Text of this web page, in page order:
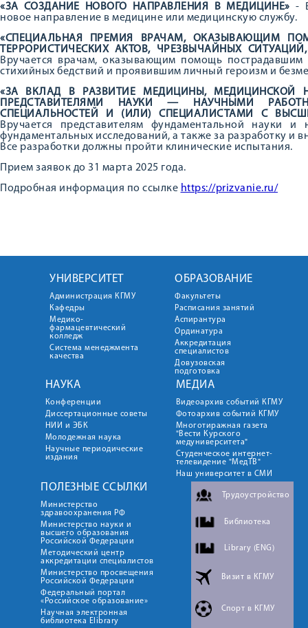
«ЗА СОЗДАНИЕ НОВОГО НАПРАВЛЕНИЯ В МЕДИЦИНЕ» -
новое направление в медицине или медицинскую службу.
«СПЕЦИАЛЬНАЯ ПРЕМИЯ ВРАЧАМ, ОКАЗЫВАЮЩИМ
ТЕРРОРИСТИЧЕСКИХ АКТОВ, ЧРЕЗВЫЧАЙНЫХ
Вручается врачам, оказывающим помощь
стихийных бедствий и проявившим личный героизм и
«ЗА ВКЛАД В РАЗВИТИЕ МЕДИЦИНЫ, МЕДИЦИНСКОЙ
ПРЕДСТАВИТЕЛЯМИ НАУКИ — НАУЧНЫМИ
СПЕЦИАЛЬНОСТЕЙ И (ИЛИ) СПЕЦИАЛИСТАМИ С
Вручается представителям фундаментальной науки
фундаментальных исследований, а также за разработку и
Все разработки должны пройти клинические испытания.
Прием заявок до 31 марта 2025 года.
Подробная информация по ссылке https://prizvanie.ru/
УНИВЕРСИТЕТ
Администрация КГМУ
Кафедры
Медико-
фармацевтический
колледж
Система менеджмента
качества
ОБРАЗОВАНИЕ
Факультеты
Расписания занятий
Аспирантура
Ординатура
Аккредитация
специалистов
Довузовская
подготовка
НАУКА
Конференции
Диссертационные советы
НИИ и ЭБК
Молодежная наука
Научные периодические
издания
МЕДИА
Видеоархив событий КГМУ
Фотоархив событий КГМУ
Многотиражная газета
"Вести Курского
медуниверситета"
Студенческое интернет-
телевидение "МедТВ"
Наш университет в СМИ
ПОЛЕЗНЫЕ ССЫЛКИ
Министерство
здравоохранения РФ
Министерство науки и
высшего образования
Российской Федерации
Методический центр
аккредитации специалистов
Министерство просвещения
Российской Федерации
Федеральный портал
«Российское образование»
Научная электронная
библиотека Elibrary
Трудоустройство
Библиотека
Library (ENG)
Визит в КГМУ
Спорт в КГМУ